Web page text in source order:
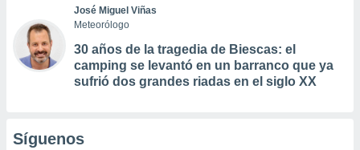
José Miguel Viñas
Meteorólogo
30 años de la tragedia de Biescas: el
camping se levantó en un barranco que ya
sufrió dos grandes riadas en el siglo XX
Síguenos